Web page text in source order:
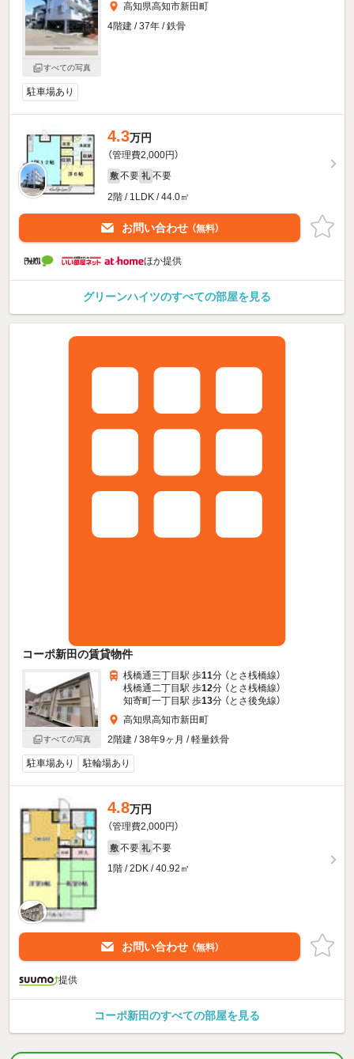
すべての写真
高知県高知市新田町
4階建 / 37年 / 鉄骨
駐車場あり
4.3万円
（管理費2,000円）
敷 不要 礼 不要
2階 / 1LDK / 44.0㎡
お問い合わせ （無料）
ほか提供
グリーンハイツのすべての部屋を見る
コーポ新田の賃貸物件
すべての写真
桟橋通三丁目駅 歩11分 （とさ桟橋線）
桟橋通二丁目駅 歩12分 （とさ桟橋線）
知寄町一丁目駅 歩13分 （とさ後免線）
高知県高知市新田町
2階建 / 38年9ヶ月 / 軽量鉄骨
駐車場あり 駐輪場あり
4.8万円
（管理費2,000円）
敷 不要 礼 不要
1階 / 2DK / 40.92㎡
お問い合わせ （無料）
提供
コーポ新田のすべての部屋を見る